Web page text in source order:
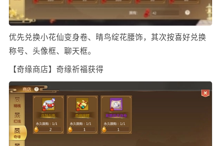
优先兑换小花仙变身卷、晴鸟绽花腰饰，其次按喜好兑换
称号、头像框、聊天框。
【奇缘商店】奇缘祈福获得